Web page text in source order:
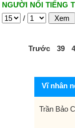
NGƯỜI NỔI TIẾNG
/
Trước 39
Vĩ nhân
Trần Bảo